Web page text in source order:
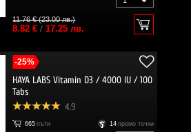
11.76 € (23.00 лв.)
8.82 €/ 17.25 лв.
-25%
HAYA LABS Vitamin D3 / 4000 IU / 100
Tabs
4.9
665 пъти 14 промо точки